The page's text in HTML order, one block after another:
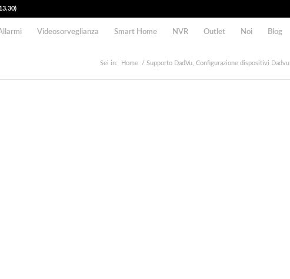
Videosorveglianza Smart Home NVR Outlet Noi Blog
Sei in: Home / Supporto DadVu, Configurazione dispositivi Dadvu